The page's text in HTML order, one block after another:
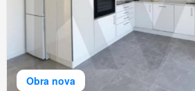
Obra nova